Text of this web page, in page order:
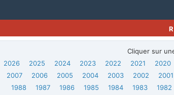
Cliquer sur
2026
2025 2024 2023 2022 2021 2020
2007
2006 2005 2004 2003 2002 2001
1988
1987 1986 1985 1984 1983 1982